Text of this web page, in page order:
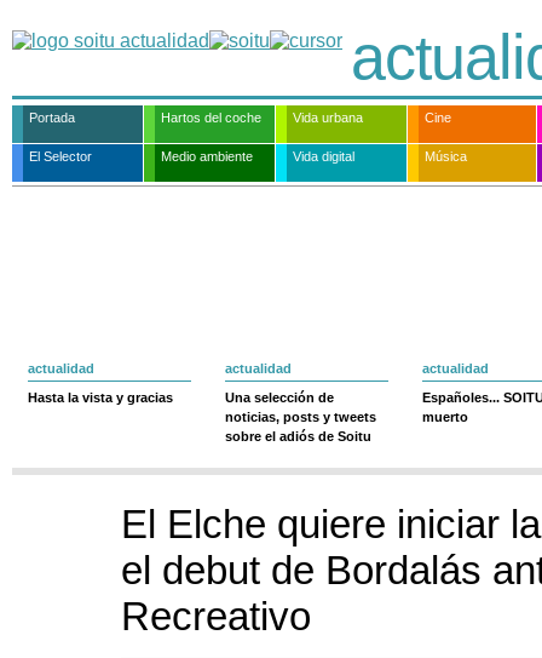
Portada Hartos del coche Vida urbana Cine
El Selector Medio ambiente Vida digital Música
actualidad
Hasta la vista y gracias
actualidad
Una selección de
noticias, posts y tweets
sobre el adiós de Soitu
actualidad
Españoles...
muerto
El Elche quiere iniciar
el debut de Bordalás
Recreativo